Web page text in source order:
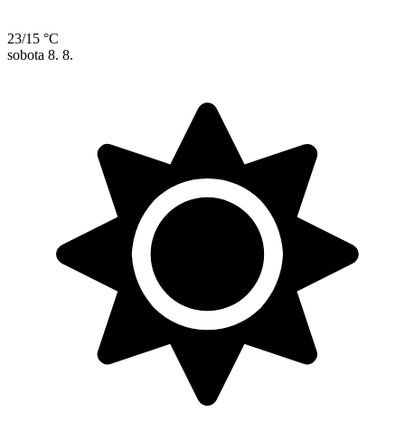
23/15 °C
sobota 8. 8.